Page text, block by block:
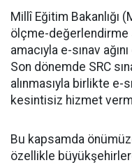
Millî Eğitim Bakanlığı
ölçme-değerlendirme
amacıyla e-sınav
Son dönemde SRC
alınmasıyla birlikte e-
kesintisiz hizmet
Bu kapsamda
özellikle